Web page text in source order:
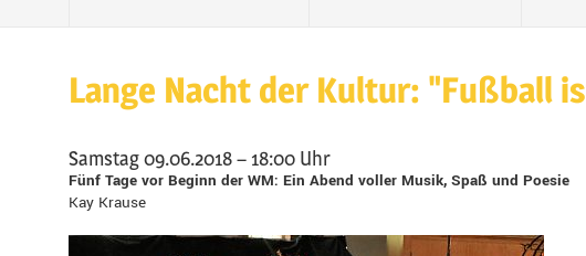
Lange Nacht der Kultur: "Fußball
Samstag 09.06.2018 – 18:00 Uhr
Fünf Tage vor Beginn der WM: Ein Abend voller Musik, Spaß und Poesie
Kay Krause